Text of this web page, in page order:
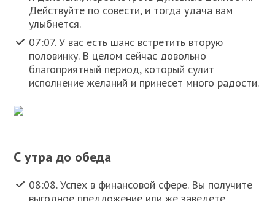
Действуйте по совести, и тогда удача вам
улыбнется.
07:07. У вас есть шанс встретить вторую
половинку. В целом сейчас довольно
благоприятный период, который сулит
исполнение желаний и принесет много радости.
С утра до обеда
08:08. Успех в финансовой сфере. Вы получите